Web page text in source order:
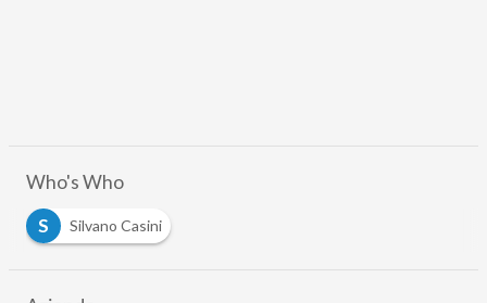
Who's Who
S
Silvano Casini